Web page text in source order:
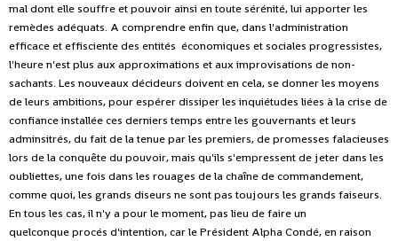
mal dont elle souffre et pouvoir ainsi en toute sérénité, lui apporter les
remèdes adéquats. A comprendre enfin que, dans l'administration
efficace et effisciente des entités économiques et sociales progressistes,
l'heure n'est plus aux approximations et aux improvisations de non-
sachants. Les nouveaux décideurs doivent en cela, se donner les moyens
de leurs ambitions, pour espérer dissiper les inquiétudes liées à la crise de
confiance installée ces derniers temps entre les gouvernants et leurs
adminsitrés, du fait de la tenue par les premiers, de promesses falacieuses
lors de la conquête du pouvoir, mais qu'ils s'empressent de jeter dans les
oubliettes, une fois dans les rouages de la chaîne de commandement,
comme quoi, les grands diseurs ne sont pas toujours les grands faiseurs.
En tous les cas, il n'y a pour le moment, pas lieu de faire un
quelconque procés d'intention, car le Président Alpha Condé, en raison